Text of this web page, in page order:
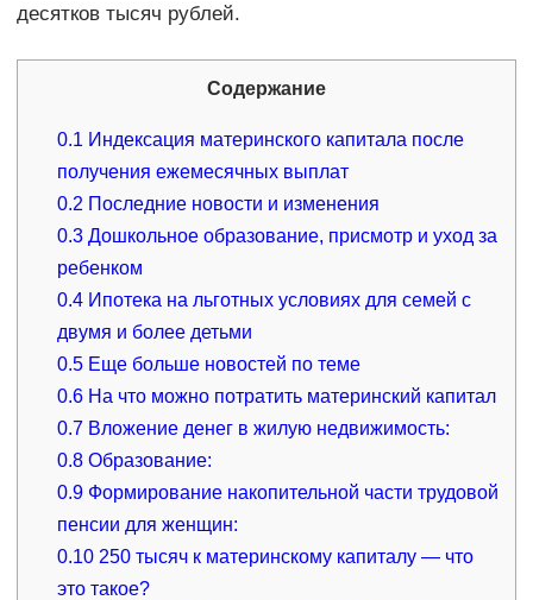
десятков тысяч рублей.
Содержание
0.1 Индексация материнского капитала после
получения ежемесячных выплат
0.2 Последние новости и изменения
0.3 Дошкольное образование, присмотр и уход за
ребенком
0.4 Ипотека на льготных условиях для семей с
двумя и более детьми
0.5 Еще больше новостей по теме
0.6 На что можно потратить материнский капитал
0.7 Вложение денег в жилую недвижимость:
0.8 Образование:
0.9 Формирование накопительной части трудовой
пенсии для женщин:
0.10 250 тысяч к материнскому капиталу — что
это такое?